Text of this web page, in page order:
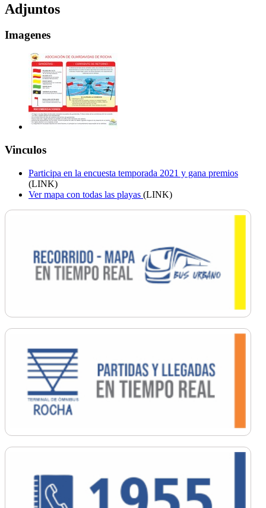
Adjuntos
Imagenes
Vinculos
Participa en la encuesta temporada 2021 y gana premios
(LINK)
Ver mapa con todas las playas (LINK)